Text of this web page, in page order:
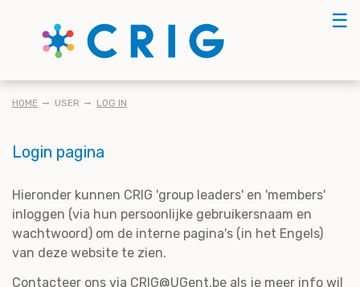
☰
KRUIMELPAD
HOME USER LOG IN
Login pagina
Hieronder kunnen CRIG 'group leaders' en 'members'
inloggen (via hun persoonlijke gebruikersnaam en
wachtwoord) om de interne pagina's (in het Engels)
van deze website te zien.
Contacteer ons via CRIG@UGent.be als je meer info wil